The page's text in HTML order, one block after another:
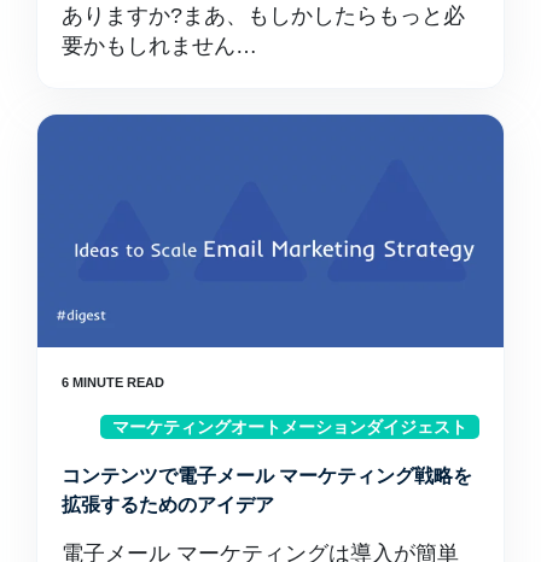
ありますか?まあ、もしかしたらもっと必
要かもしれません…
マーケティングオートメーションダイジェスト
コンテンツで電子メール マーケティング戦略を
拡張するためのアイデア
電子メール マーケティングは導入が簡単